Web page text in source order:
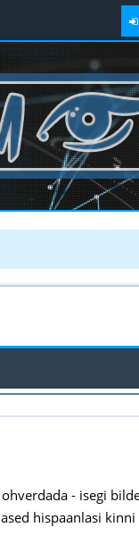
- isegi
hispaanlasi kinni